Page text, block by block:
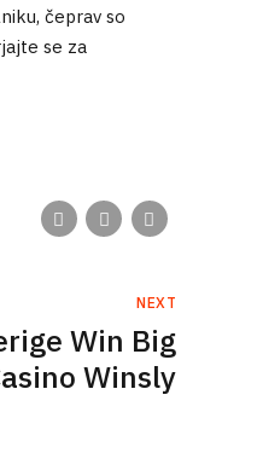
čeprav so
se za
NEXT
Win Big
Winsly